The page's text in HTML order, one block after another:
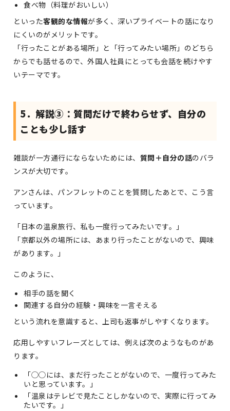
食べ物（料理がおいしい）
といった客観的な情報が多く、深いプライベートの話になり
にくいのがメリットです。
「行ったことがある場所」と「行ってみたい場所」のどちら
からでも話せるので、外国人社員にとっても会話を続けやす
いテーマです。
5．解説③：質問だけで終わらせず、自分の
ことも少し話す
雑談が一方通行にならないためには、 質問＋自分の話のバラ
ンスが大切です。
アンさんは、パンフレットのことを質問したあとで、こう言
っています。
「日本の温泉旅行、私も一度行ってみたいです。」
「京都以外の場所には、あまり行ったことがないので、興味
があります。」
このように、
相手の話を聞く
関連する自分の経験・興味を一言そえる
という流れを意識すると、上司も返事がしやすくなります。
応用しやすいフレーズとしては、例えば次のようなものがあ
ります。
「◯◯には、まだ行ったことがないので、一度行ってみた
いと思っています。」
「温泉はテレビで見たことしかないので、実際に行ってみ
たいです。」